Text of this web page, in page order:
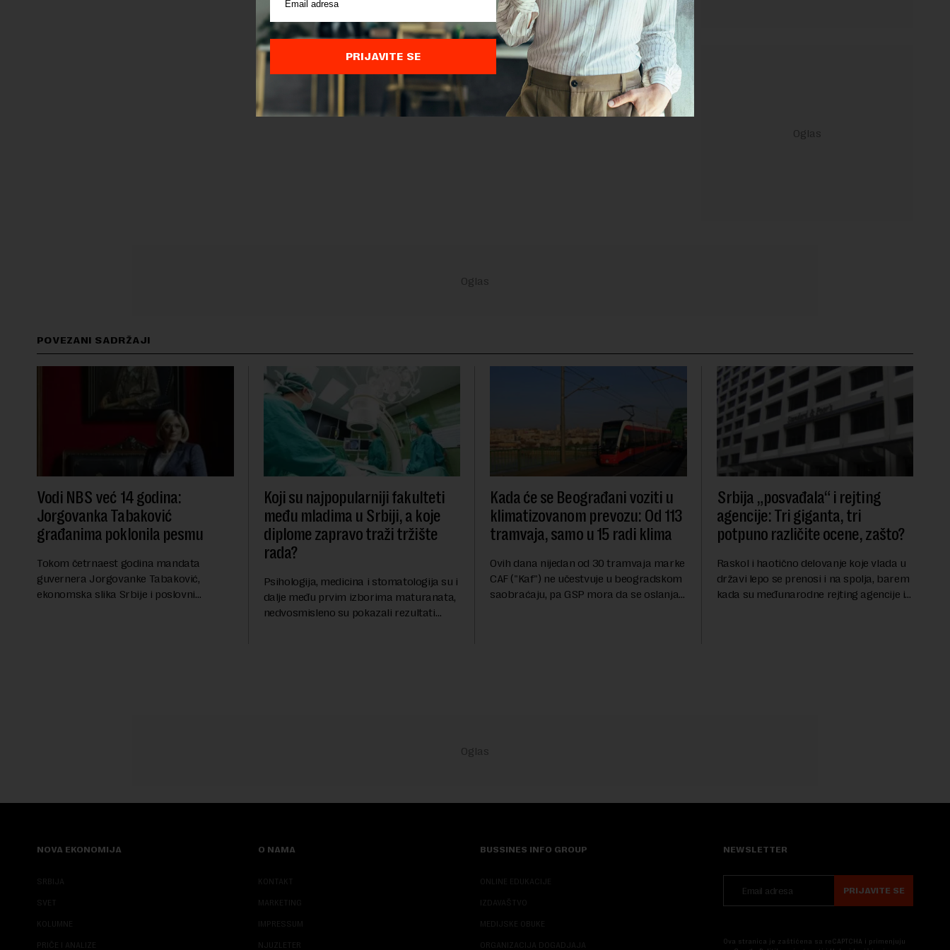
POVEZANI SADRŽAJI
Vodi NBS već 14 godina:
Jorgovanka Tabaković
građanima poklonila pesmu
Tokom četrnaest godina mandata
guvernera Jorgovanke Tabaković,
ekonomska slika Srbije i poslovni
Koji su najpopularniji fakulteti
među mladima u Srbiji, a koje
diplome zapravo traži tržište
rada?
Psihologija, medicina i stomatologija su i
dalje među prvim izborima maturanata,
nedvosmisleno su pokazali rezultati
Kada će se Beograđani voziti u
klimatizovanom prevozu: Od 113
tramvaja, samo u 15 radi klima
Ovih dana nijedan od 30 tramvaja marke
CAF ("Kaf") ne učestvuje u beogradskom
saobraćaju, pa GSP mora da se oslanja
Srbija „posvađala“ i rejting
agencije: Tri giganta, tri
potpuno različite ocene, zašto?
Raskol i haotično delovanje koje vlada u
državi lepo se prenosi i na spolja, barem
kada su međunarodne rejting agencije i
NOVA EKONOMIJA
SRBIJA
SVET
KOLUMNE
PRIČE I ANALIZE
O NAMA
KONTAKT
MARKETING
IMPRESSUM
NJUZLETER
BUSSINES INFO GROUP
ONLINE EDUKACIJE
IZDAVAŠTVO
MEDIJSKE OBUKE
ORGANIZACIJA DOGADJAJA
NEWSLETTER
PRIJAVITE SE
Ova stranica je zaštićena sa reCAPTCHA i primenjuju
PRIJAVITE SE